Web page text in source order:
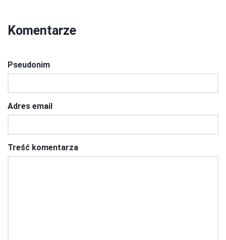
Komentarze
Pseudonim
Adres email
Treść komentarza